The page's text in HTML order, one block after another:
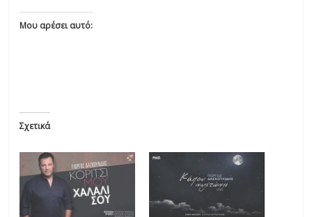
Μου αρέσει αυτό:
Σχετικά